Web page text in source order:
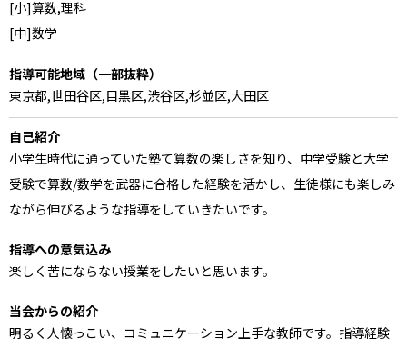
[小]算数,理科
[中]数学
指導可能地域（一部抜粋）
東京都,世田谷区,目黒区,渋谷区,杉並区,大田区
自己紹介
小学生時代に通っていた塾て算数の楽しさを知り、中学受験と大学
受験で算数/数学を武器に合格した経験を活かし、生徒様にも楽しみ
ながら伸びるような指導をしていきたいです。
指導への意気込み
楽しく苦にならない授業をしたいと思います。
当会からの紹介
明るく人懐っこい、コミュニケーション上手な教師です。指導経験